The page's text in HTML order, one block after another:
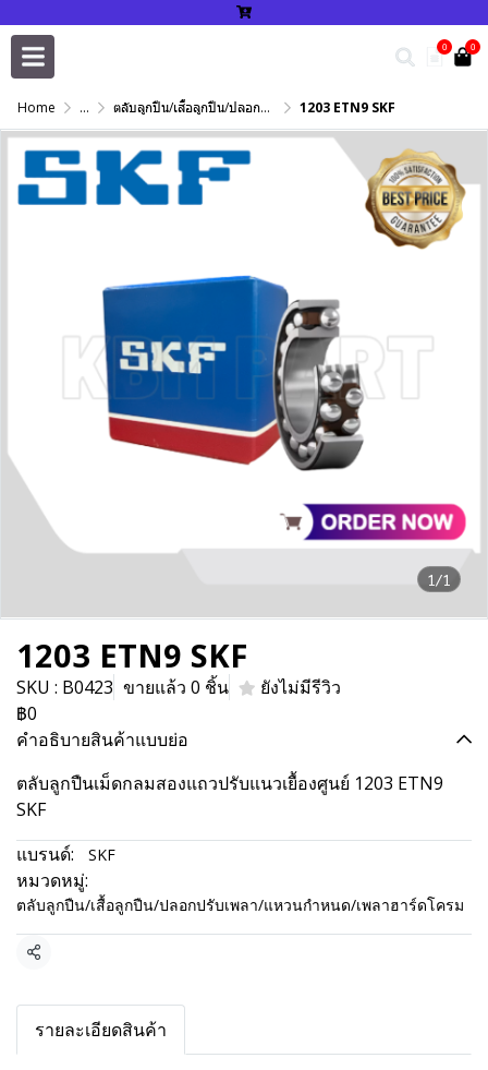
0 0
Home ... ตลับลูกปืน/เสื้อลูกปืน/ปลอกปรับเพลา/แหวนกำหนด/เพลาฮาร์ดโครม 1203 ETN9 SKF
1/1
1203 ETN9 SKF
SKU : B0423 ขายแล้ว 0 ชิ้น
ยังไม่มีรีวิว
฿0
คำอธิบายสินค้าแบบย่อ
ตลับลูกปืนเม็ดกลมสองแถวปรับแนวเยื้องศูนย์ 1203 ETN9
SKF
แบรนด์:
SKF
หมวดหมู่:
ตลับลูกปืน/เสื้อลูกปืน/ปลอกปรับเพลา/แหวนกำหนด/เพลาฮาร์ดโครม
แชร์
รายละเอียดสินค้า